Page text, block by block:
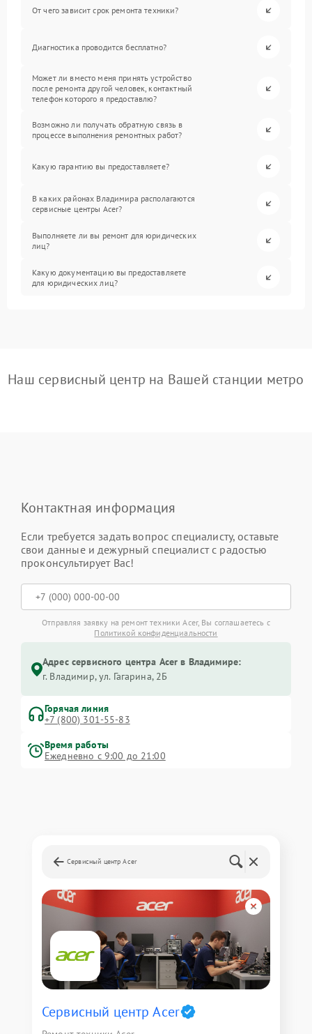
От чего зависит срок ремонта техники?
Диагностика проводится бесплатно?
Может ли вместо меня принять устройство
после ремонта другой человек, контактный
телефон которого я предоставлю?
Возможно ли получать обратную связь в
процессе выполнения ремонтных работ?
Какую гарантию вы предоставляете?
В каких районах Владимира располагаются
сервисные центры Acer?
Выполняете ли вы ремонт для юридических
лиц?
Какую документацию вы предоставляете
для юридических лиц?
Наш сервисный центр на Вашей станции метро
Контактная информация
Если требуется задать вопрос специалисту, оставьте
свои данные и дежурный специалист с радостью
проконсультирует Вас!
Отправляя заявку на ремонт техники Acer, Вы соглашаетесь с
Политикой конфиденциальности
Адрес сервисного центра Acer в Владимире:
г. Владимир, ул. Гагарина, 2Б
Горячая линия
+7 (800) 301-55-83
Время работы
Ежедневно с 9:00 до 21:00
Сервисный центр Acer
Сервисный центр Acer